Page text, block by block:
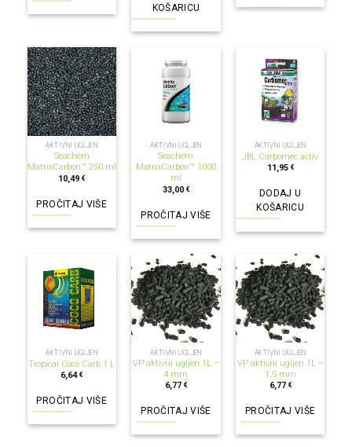
KOŠARICU
NEMA NA ZALIHI
AKTIVNI UGLJEN
Seachem
MatrixCarbon™ 250 ml
10,49€
PROČITAJ VIŠE
NEMA NA ZALIHI
AKTIVNI UGLJEN
Seachem
MatrixCarbon™ 1000
ml
33,00 €
PROČITAJ VIŠE
AKTIVNI UGLJEN
JBL Carbomec activ
11,95 €
DODAJ U
KOŠARICU
NEMA NA ZALIHI
AKTIVNI UGLJEN
Tropical Coco Carb 1 L
6,64€
PROČITAJ VIŠE
NEMA NA ZALIHI
AKTIVNI UGLJEN
VP aktivni ugljen 1L –
4 mm
6,77 €
PROČITAJ VIŠE
NEMA NA ZALIHI
AKTIVNI UGLJEN
VP aktivni ugljen 1L –
1,5 mm
6,77 €
PROČITAJ VIŠE